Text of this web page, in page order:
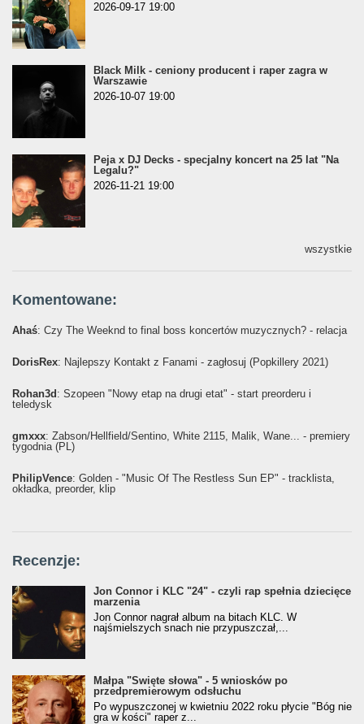
2026-09-17 19:00
Black Milk - ceniony producent i raper zagra w
Warszawie
2026-10-07 19:00
Peja x DJ Decks - specjalny koncert na 25 lat "Na
Legalu?"
2026-11-21 19:00
wszystkie
Komentowane:
Ahaś: Czy The Weeknd to final boss koncertów muzycznych? - relacja
DorisRex: Najlepszy Kontakt z Fanami - zagłosuj (Popkillery 2021)
Rohan3d: Szopeen "Nowy etap na drugi etat" - start preorderu i
teledysk
gmxxx: Żabson/Hellfield/Sentino, White 2115, Malik, Wane... - premiery
tygodnia (PL)
PhilipVence: Golden - "Music Of The Restless Sun EP" - tracklista,
okładka, preorder, klip
Recenzje:
Jon Connor i KLC "24" - czyli rap spełnia dziecięce
marzenia
Jon Connor nagrał album na bitach KLC. W
najśmielszych snach nie przypuszczał,...
Małpa "Święte słowa" - 5 wniosków po
przedpremierowym odsłuchu
Po wypuszczonej w kwietniu 2022 roku płycie "Bóg nie
gra w kości" raper z...